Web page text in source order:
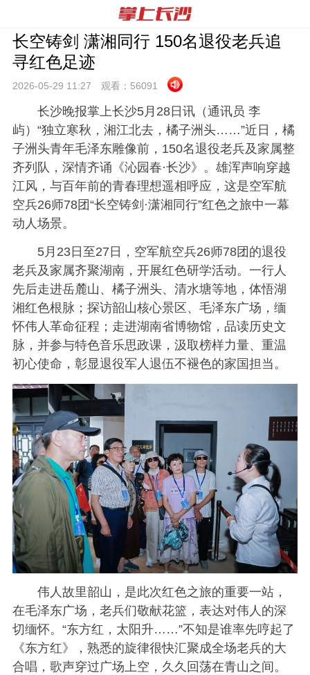
长空铸剑 潇湘同行 150名退役老兵追
寻红色足迹
2026-05-29 11:27 观看： 56091
长沙晚报掌上长沙5月28日讯（通讯员 李
屿） “独立寒秋，湘江北去，橘子洲头……”近日，橘
子洲头青年毛泽东雕像前，150名退役老兵及家属整
齐列队，深情齐诵《沁园春·长沙》。雄浑声响穿越
江风，与百年前的青春理想遥相呼应，这是空军航
空兵26师78团“长空铸剑·潇湘同行”红色之旅中一幕
动人场景。
5月23日至27日，空军航空兵26师78团的退役
老兵及家属齐聚湖南，开展红色研学活动。一行人
先后走进岳麓山、橘子洲头、清水塘等地，体悟湖
湘红色根脉；探访韶山核心景区、毛泽东广场，缅
怀伟人革命征程；走进湖南省博物馆，品读历史文
脉，并参与特色音乐思政课，汲取榜样力量、重温
初心使命，彰显退役军人退伍不褪色的家国担当。
伟人故里韶山，是此次红色之旅的重要一站，
在毛泽东广场，老兵们敬献花篮，表达对伟人的深
切缅怀。“东方红，太阳升……”不知是谁率先哼起了
《东方红》，熟悉的旋律很快汇聚成全场老兵的大
合唱，歌声穿过广场上空，久久回荡在青山之间。